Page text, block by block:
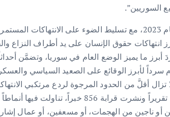
السوريين”.
قال التقرير إنه يهدف إلى تقديم لمحة عميقة عن حالة حقوق الإنسان في سوريا خلال
أبرز أنماط الانتهاكات التي سجلها في هذا العام وسابِقه 2022. كما أوردَ أبرز ما
سرداً لأبرز الوقائع على الصعيد السياسي
أقلَّ من الحدود المرجوة لردع مرتكبي
السورية لحقوق الإنسان في دعم هذا المسار، وقال إنها
أو لـمُصابين أو ناجين من الهجمات، أو مسعفين،